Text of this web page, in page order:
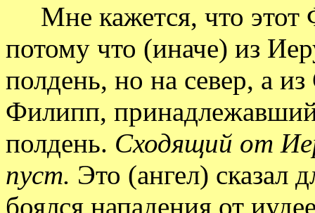
Мне кажется, что
потому что (иначе) из
полдень, но на север, а
Филипп,
полдень. Сходящий от
пуст. Это (ангел) сказал
боялся нападения от